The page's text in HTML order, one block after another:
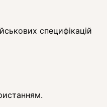
специфікацій